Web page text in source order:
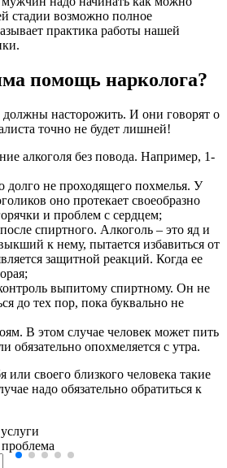
стадии возможно полное
практика работы нашей
помощь нарколога?
насторожить. И они говорят о
точно не будет лишней!
алкоголя без повода. Например, 1-
долго не проходящего похмелья. У
оно протекает своеобразно
и проблем с сердцем;
спиртного. Алкоголь – это яд и
к нему, пытается избавиться от
защитной реакций. Когда ее
выпитому спиртному. Он не
до тех пор, пока буквально не
В этом случае человек может пить
обязательно опохмеляется с утра.
или своего близкого человека такие
надо обязательно обратиться к